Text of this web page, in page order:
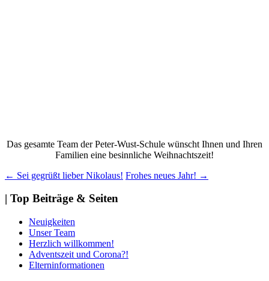
Das gesamte Team der Peter-Wust-Schule wünscht Ihnen und Ihren
Familien eine besinnliche Weihnachtszeit!
Beitragsnavigation
← Sei gegrüßt lieber Nikolaus! Frohes neues Jahr! →
| Top Beiträge & Seiten
Neuigkeiten
Unser Team
Herzlich willkommen!
Adventszeit und Corona?!
Elterninformationen